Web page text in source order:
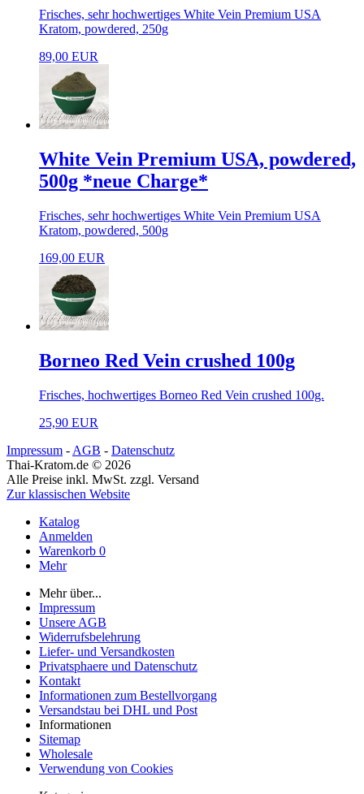
Frisches, sehr hochwertiges White Vein Premium USA
Kratom, powdered, 250g
89,00 EUR
White Vein Premium USA, powdered,
500g *neue Charge*
Frisches, sehr hochwertiges White Vein Premium USA
Kratom, powdered, 500g
169,00 EUR
Borneo Red Vein crushed 100g
Frisches, hochwertiges Borneo Red Vein crushed 100g.
25,90 EUR
Impressum - AGB - Datenschutz
Thai-Kratom.de © 2026
Alle Preise inkl. MwSt. zzgl. Versand
Zur klassischen Website
Katalog
Anmelden
Warenkorb 0
Mehr
Mehr über...
Impressum
Unsere AGB
Widerrufsbelehrung
Liefer- und Versandkosten
Privatsphaere und Datenschutz
Kontakt
Informationen zum Bestellvorgang
Versandstau bei DHL und Post
Informationen
Sitemap
Wholesale
Verwendung von Cookies